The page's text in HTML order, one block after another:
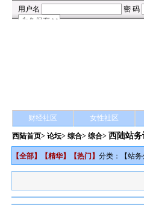
财经社区 女性社区
西陆首页>论坛>综合> 综合> 西陆站务
【全部】【精华】【热门 】分类：【站务